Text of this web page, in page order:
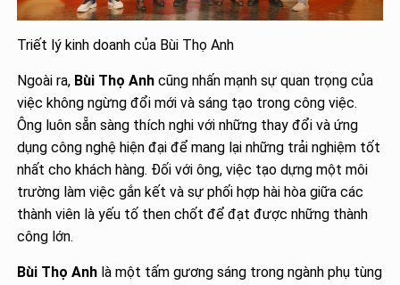
Triết lý kinh doanh của Bùi Thọ Anh
Ngoài ra, Bùi Thọ Anh cũng nhấn mạnh sự quan trọng của
việc không ngừng đổi mới và sáng tạo trong công việc.
Ông luôn sẵn sàng thích nghi với những thay đổi và ứng
dụng công nghệ hiện đại để mang lại những trải nghiệm tốt
nhất cho khách hàng. Đối với ông, việc tạo dựng một môi
trường làm việc gắn kết và sự phối hợp hài hòa giữa các
thành viên là yếu tố then chốt để đạt được những thành
công lớn.
Bùi Thọ Anh là một tấm gương sáng trong ngành phụ tùng